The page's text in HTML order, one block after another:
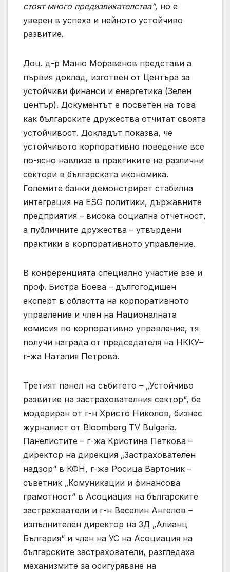
стоят много предизвикателства“, но е
уверен в успеха и нейното устойчиво
развитие.
Доц. д-р Маню Моравенов представи а
първия доклад, изготвен от Центъра за
устойчиви финанси и енергетика (Зелен
център). Документът е посветен на това
как българските дружества отчитат своята
устойчивост. Докладът показва, че
устойчивото корпоративно поведение все
по-ясно навлиза в практиките на различни
сектори в българската икономика.
Големите банки демонстрират стабилна
интеграция на ESG политики, държавните
предприятия – висока социална отчетност,
а публичните дружества – утвърдени
практики в корпоративното управление.
В конференцията специално участие взе и
проф. Бистра Боева – дългогодишен
експерт в областта на корпоративното
управление и член на Националната
комисия по корпоративно управление, тя
получи награда от председателя на НККУ–
г-жа Наталия Петрова.
Третият панел на събитето – „Устойчиво
развитие на застрахователния сектор“, бе
модериран от г-н Христо Николов, бизнес
журналист от Bloomberg TV Bulgaria.
Панелистите – г-жа Кристина Петкова –
директор на дирекция „Застрахователен
надзор“ в КФН, г-жа Росица Вартоник –
съветник „Комуникации и финансова
грамотност“ в Асоциация на българските
застрахователи и г-н Веселин Ангелов –
изпълнителен директор на ЗД „Алианц
България“ и член на УС на Асоциация на
българските застрахователи, разгледаха
механизмите за осигуряване на